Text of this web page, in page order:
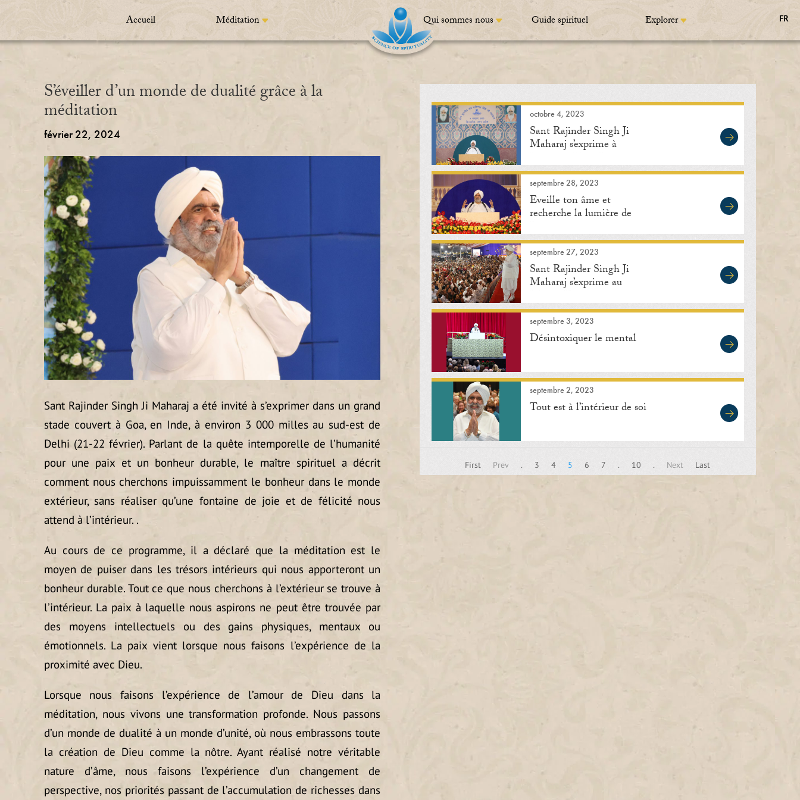
Accueil Méditation Qui sommes nous Guide spirituel Explorer FR
S’éveiller d’un monde de dualité grâce à la
méditation
février 22, 2024
Sant Rajinder Singh Ji Maharaj a été invité à s’exprimer dans un grand
stade couvert à Goa, en Inde, à environ 3 000 milles au sud-est de
Delhi (21-22 février). Parlant de la quête intemporelle de l’humanité
pour une paix et un bonheur durable, le maître spirituel a décrit
comment nous cherchons impuissamment le bonheur dans le monde
extérieur, sans réaliser qu’une fontaine de joie et de félicité nous
attend à l’intérieur. .
Au cours de ce programme, il a déclaré que la méditation est le
moyen de puiser dans les trésors intérieurs qui nous apporteront un
bonheur durable. Tout ce que nous cherchons à l’extérieur se trouve à
l’intérieur. La paix à laquelle nous aspirons ne peut être trouvée par
des moyens intellectuels ou des gains physiques, mentaux ou
émotionnels. La paix vient lorsque nous faisons l’expérience de la
proximité avec Dieu.
Lorsque nous faisons l’expérience de l’amour de Dieu dans la
méditation, nous vivons une transformation profonde. Nous passons
d’un monde de dualité à un monde d’unité, où nous embrassons toute
la création de Dieu comme la nôtre. Ayant réalisé notre véritable
nature d’âme, nous faisons l’expérience d’un changement de
perspective, nos priorités passant de l’accumulation de richesses dans
octobre 4, 2023
Sant Rajinder Singh Ji
Maharaj s’exprime à
septembre 28, 2023
Eveille ton âme et
recherche la lumière de
septembre 27, 2023
Sant Rajinder Singh Ji
Maharaj s’exprime au
septembre 3, 2023
Désintoxiquer le mental
septembre 2, 2023
Tout est à l’intérieur de soi
First Prev . 3 4 5 6 7 . 10 . Next Last